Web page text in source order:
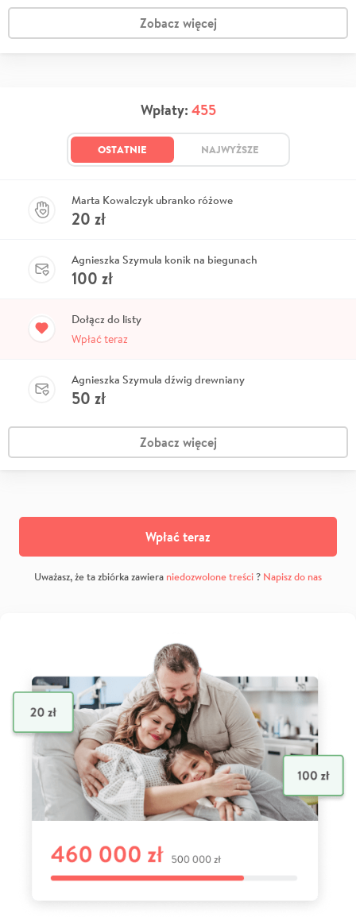
Zobacz więcej
Wpłaty: 455
OSTATNIE NAJWYŻSZE
Marta Kowalczyk ubranko różowe
20 zł
Agnieszka Szymula konik na biegunach
100 zł
Dołącz do listy
Wpłać teraz
Agnieszka Szymula dźwig drewniany
50 zł
Zobacz więcej
Wpłać teraz
Uważasz, że ta zbiórka zawiera niedozwolone treści? Napisz do nas